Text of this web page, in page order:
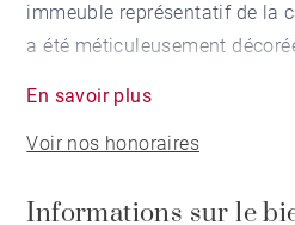
immeuble représentatif de la
a été méticuleusement
meilleur du style
contemporains, créant ainsi
(plus un WC invités) et de 2
En savoir plus
Voir nos honoraires
Informations sur le